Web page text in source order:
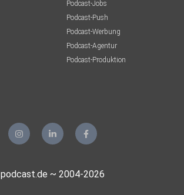
Podcast-Jobs
Podcast-Push
Podcast-Werbung
Podcast-Agentur
Podcast-Produktion
podcast.de ~ 2004-2026